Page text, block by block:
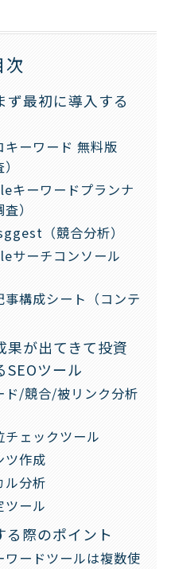
次
ず最初に導入する
ーワード 無料版
キーワードプランナ
）
（競合分析）
サーチコンソール
構成シート（コンテ
果が出てきて投資
SEOツール
/競合/被リンク分析
ェックツール
作成
分析
ール
る際のポイント
ードツールは複数使